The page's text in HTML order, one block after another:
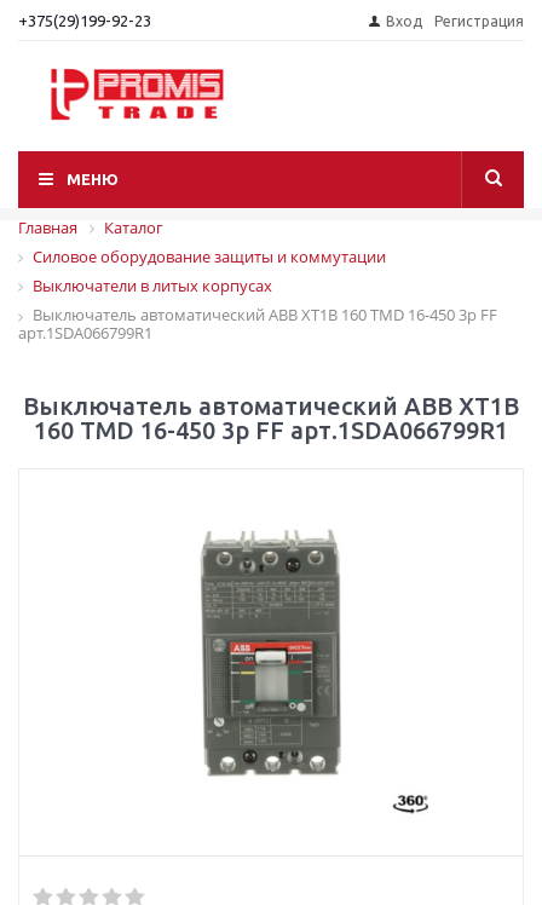
+375(29)199-92-23 Вход Регистрация
МЕНЮ
Главная
Каталог
Силовое оборудование защиты и коммутации
Выключатели в литых корпусах
Выключатель автоматический АВВ XT1B 160 TMD 16-450 3p FF
арт.1SDA066799R1
Выключатель автоматический АВВ XT1B
160 TMD 16-450 3p FF арт.1SDA066799R1